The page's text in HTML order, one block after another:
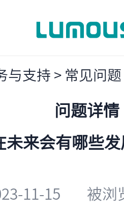
与支持 > 常见问题
问题详情
未来会有哪些
11-15
被浏